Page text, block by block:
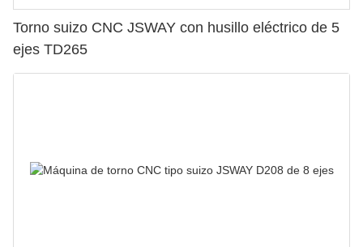
Torno suizo CNC JSWAY con husillo eléctrico de 5
ejes TD265